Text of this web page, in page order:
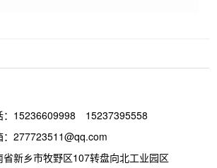
求我们必须做好相关疫苗的免疫工作，
生条件差会增加疾病发生
15236609998
15237395558
：277723511@qq.com
省新乡市牧野区107转盘向北工业园区